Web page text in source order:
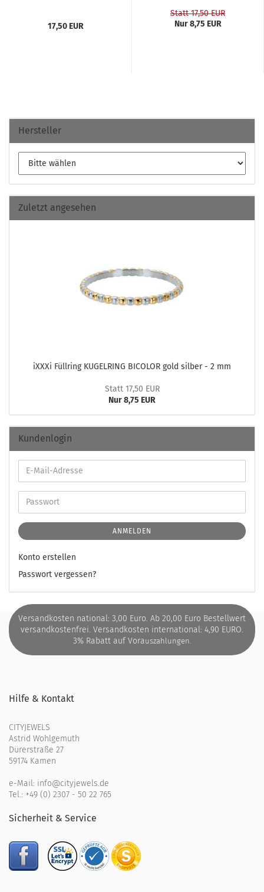
17,50 EUR
Statt 17,50 EUR
Nur 8,75 EUR
Hersteller
Zuletzt angesehen
iXXXi Füll­ring KU­GEL­RING BICO­LOR gold sil­ber - 2 mm
Statt 17,50 EUR
Nur 8,75 EUR
Kundenlogin
ANMELDEN
Konto erstellen
Passwort vergessen?
Versandkosten national: 3,00 Euro. Ab 20,00 Euro Bestellwert
versandkostenfrei. Versandkosten international: 4,90 EURO.
3% Rabatt auf Vorauszahlungen.
Hilfe & Kontakt
CITYJEWELS
Astrid Wohlgemuth
Dürerstraße 27
59174 Kamen
e-Mail: info@cityjewels.de
Tel.: +49 (0) 2307 - 50 22 765
Sicherheit & Service